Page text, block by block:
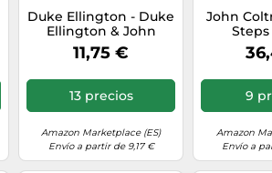
Duke Ellington - Duke
Ellington & John
Coltrane
11,75 €
13 precios
Amazon Marketplace (ES)
Envío a partir de 9,17 €
John
9
Amazon
Envío a